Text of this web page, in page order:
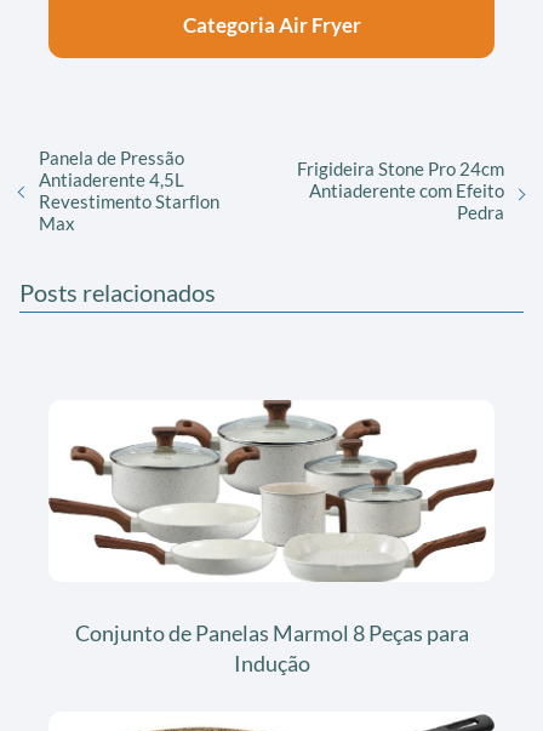
Categoria Air Fryer
Panela de Pressão
Antiaderente 4,5L
Revestimento Starflon
Max
Frigideira Stone Pro 24cm
Antiaderente com Efeito
Pedra
Posts relacionados
Conjunto de Panelas Marmol 8 Peças para
Indução